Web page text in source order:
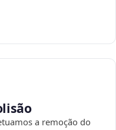
a remoção do